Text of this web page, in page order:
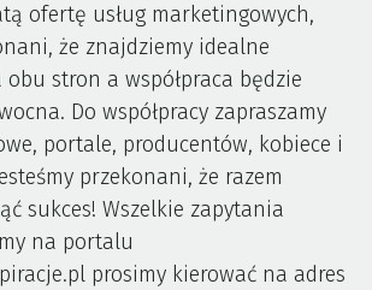
ofertę usług marketingowych,
że znajdziemy idealne
stron a współpraca będzie
Do współpracy zapraszamy
portale, producentów, kobiece i
przekonani, że razem
sukces! Wszelkie zapytania
na portalu
prosimy kierować na adres